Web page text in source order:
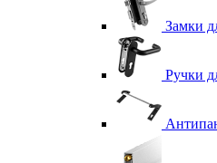
Замки
Ручки